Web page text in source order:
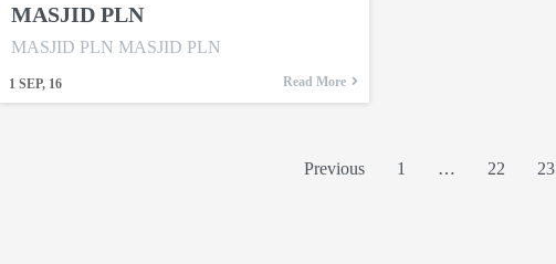
MASJID PLN
1 SEP, 16
MASJID PLN MASJID PLN
Read More
Previous 1 … 22 23